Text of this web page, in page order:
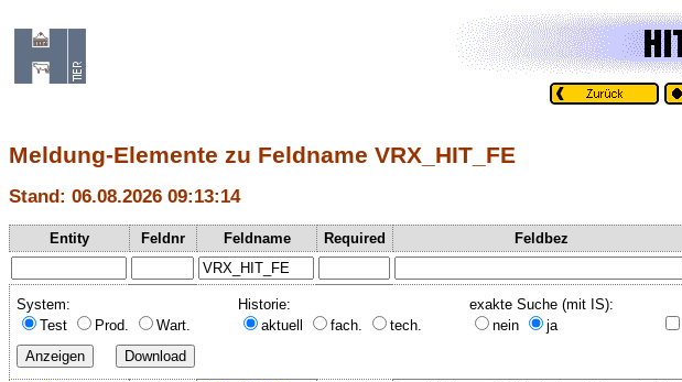
Meldung-Elemente zu Feldname VRX_HIT_FE
Stand: 06.08.2026 09:13:14
Entity Feldnr Feldname Required Feldbez
System:
Test
Prod. Wart.
Historie:
aktuell
fach. tech.
exakte Suche (mit IS):
nein
ja